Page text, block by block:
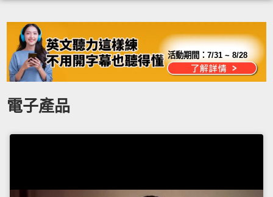
活動期間：7/31 ~ 8/28
電子產品